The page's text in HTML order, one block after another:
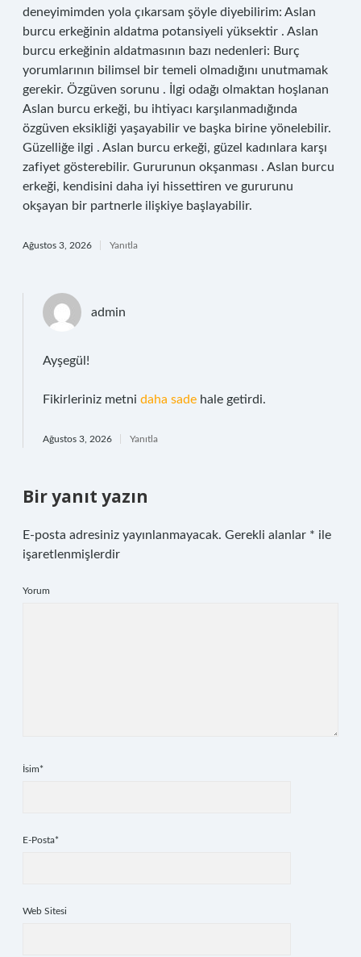
deneyimimden yola çıkarsam şöyle diyebilirim: Aslan
burcu erkeğinin aldatma potansiyeli yüksektir . Aslan
burcu erkeğinin aldatmasının bazı nedenleri: Burç
yorumlarının bilimsel bir temeli olmadığını unutmamak
gerekir. Özgüven sorunu . İlgi odağı olmaktan hoşlanan
Aslan burcu erkeği, bu ihtiyacı karşılanmadığında
özgüven eksikliği yaşayabilir ve başka birine yönelebilir.
Güzelliğe ilgi . Aslan burcu erkeği, güzel kadınlara karşı
zafiyet gösterebilir. Gururunun okşanması . Aslan burcu
erkeği, kendisini daha iyi hissettiren ve gururunu
okşayan bir partnerle ilişkiye başlayabilir.
Ağustos 3, 2026 Yanıtla
admin
Ayşegül!
Fikirleriniz metni daha sade hale getirdi.
Ağustos 3, 2026 Yanıtla
Bir yanıt yazın
E-posta adresiniz yayınlanmayacak. Gerekli alanlar * ile
işaretlenmişlerdir
Yorum
İsim*
E-Posta*
Web Sitesi